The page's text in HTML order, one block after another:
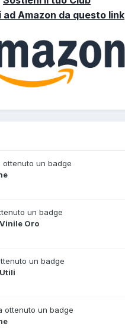
ad Amazon da questo link
ottenuto un badge
un badge
Oro
un badge
ottenuto un badge